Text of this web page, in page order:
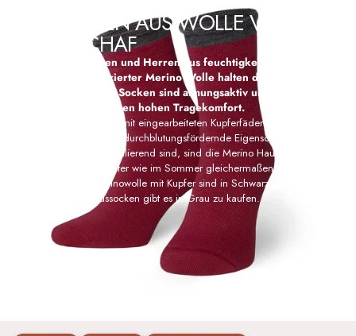
HAUSSOCKEN AUS WOLLE VOM
MERINOSCHAF
Haussocken für Damen und Herren aus feuchtigkeitsregulierender
und OEKO-TEX zertifizierter Merino Wolle halten die Füße angenehm
trocken und warm. Die Socken sind atmungsaktiv und haben dank
weicher Plüschsohle einen hohen Tragekomfort.
Die Haussocken sind auch mit eingearbeiteten Kupferfäden erhältlich, womit
sie über antibakterielle und durchblutungsfördernde Eigenschaften verfügen.
Da sie außerdem klimaregulierend sind, sind die Merino Haussocken mit
Antirutsch-Noppen im Winter wie im Sommer gleichermaßen beliebt.
Die Haussocken aus Merinowolle mit Kupfer sind in Schwarz erhältlich, die
klassischen Merino Haussocken gibt es in Grau zu kaufen.